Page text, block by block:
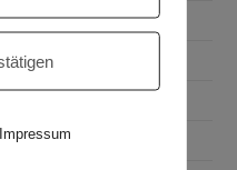
Impressum